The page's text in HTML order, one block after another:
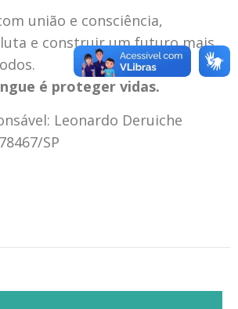
união e consciência,
e construir um futuro mais
é proteger vidas.
Leonardo Deruiche
SP